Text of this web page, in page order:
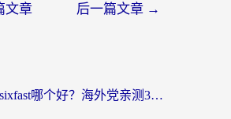
文章 后一篇文章 →
雷神手游和sixfast哪个好？海外党亲测3款回国加速器，教你选对不踩坑